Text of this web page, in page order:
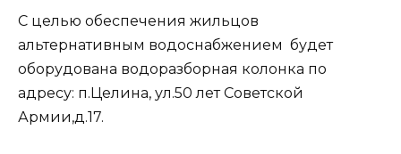
С целью обеспечения жильцов
альтернативным водоснабжением будет
оборудована водоразборная колонка по
адресу: п.Целина, ул.50 лет Советской
Армии,д.17.